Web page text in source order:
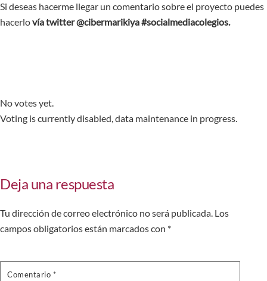
Si deseas hacerme llegar un comentario sobre el proyecto puedes
hacerlovía twitter @cibermarikiya #socialmediacolegios.
No votes yet.
Voting is currently disabled, data maintenance in progress.
Deja una respuesta
Tu dirección de correo electrónico no será publicada. Los
campos obligatorios están marcados con *
Comentario *